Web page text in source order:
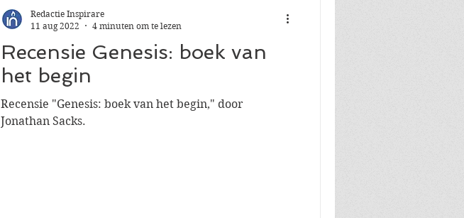
Recensie Genesis: boek van
het begin
Recensie "Genesis: boek van het begin," door
Jonathan Sacks.
Redactie Inspirare
11 aug 2022
4 minuten om te lezen